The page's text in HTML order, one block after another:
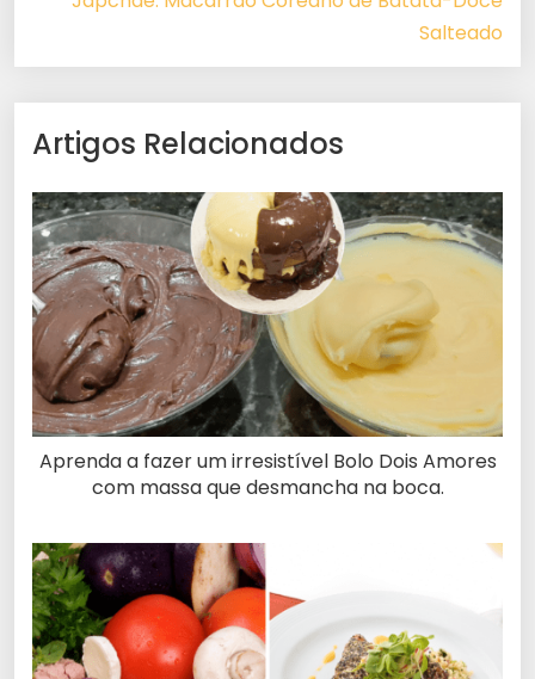
Salteado
Artigos Relacionados
Aprenda a fazer um irresistível Bolo Dois Amores
com massa que desmancha na boca.